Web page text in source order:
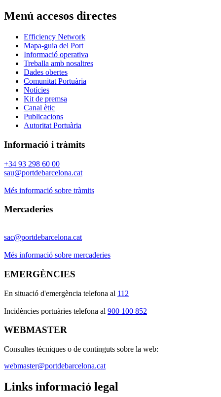
Menú accesos directes
Efficiency Network
Mapa-guia del Port
Informació operativa
Treballa amb nosaltres
Dades obertes
Comunitat Portuària
Notícies
Kit de premsa
Canal ètic
Publicacions
Autoritat Portuària
Informació i tràmits
+34 93 298 60 00
sau@portdebarcelona.cat
Més informació sobre tràmits
Mercaderies
sac@portdebarcelona.cat
Més informació sobre mercaderies
EMERGÈNCIES
En situació d'emergència telefona al 112
Incidències portuàries telefona al 900 100 852
WEBMASTER
Consultes tècniques o de continguts sobre la web:
webmaster@portdebarcelona.cat
Links informació legal